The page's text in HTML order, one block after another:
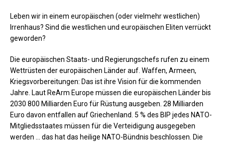
Leben wir in einem europäischen (oder vielmehr westlichen)
Irrenhaus? Sind die westlichen und europäischen Eliten verrückt
geworden?
Die europäischen Staats- und Regierungschefs rufen zu einem
Wettrüsten der europäischen Länder auf. Waffen, Armeen,
Kriegsvorbereitungen: Das ist ihre Vision für die kommenden
Jahre. Laut ReArm Europe müssen die europäischen Länder bis
2030 800 Milliarden Euro für Rüstung ausgeben. 28 Milliarden
Euro davon entfallen auf Griechenland. 5 % des BIP jedes NATO-
Mitgliedsstaates müssen für die Verteidigung ausgegeben
werden … das hat das heilige NATO-Bündnis beschlossen. Die